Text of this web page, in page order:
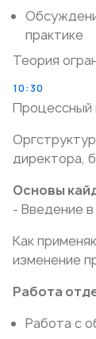
практике
Теория
10:30
Процессный
директора,
Основы
- Введение
Как
изменение
Работа
Работа с